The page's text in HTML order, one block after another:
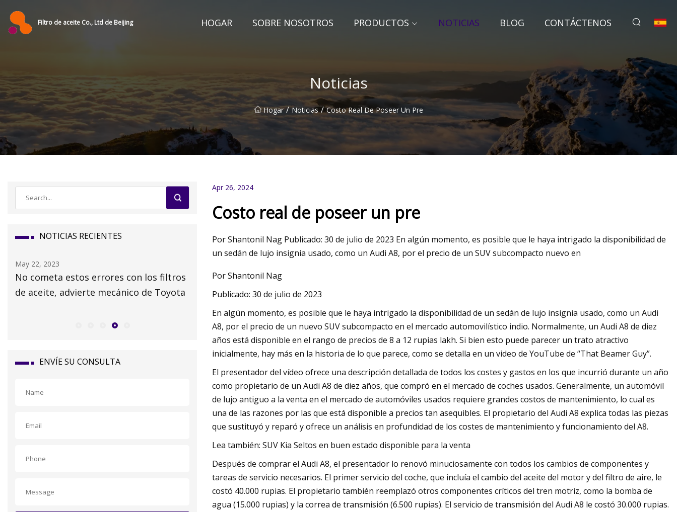
Filtro de aceite Co., Ltd de Beijing HOGAR SOBRE NOSOTROS PRODUCTOS NOTICIAS BLOG CONTÁCTENOS
Noticias
Hogar / Noticias / Costo Real De Poseer Un Pre
NOTICIAS RECIENTES
May 24, 2023
Los mejores filtros de aceite (revisión y
guía de compra) en 2023
GM gastará otros $632 millones en Fort
Wayne para construir el próximo
ENVÍE SU CONSULTA
Apr 26, 2024
Costo real de poseer un pre
Por Shantonil Nag Publicado: 30 de julio de 2023 En algún momento, es posible que le haya intrigado la disponibilidad de
un sedán de lujo insignia usado, como un Audi A8, por el precio de un SUV subcompacto nuevo en
Por Shantonil Nag
Publicado: 30 de julio de 2023
En algún momento, es posible que le haya intrigado la disponibilidad de un sedán de lujo insignia usado, como un Audi
A8, por el precio de un nuevo SUV subcompacto en el mercado automovilístico indio. Normalmente, un Audi A8 de diez
años está disponible en el rango de precios de 8 a 12 rupias lakh. Si bien esto puede parecer un trato atractivo
inicialmente, hay más en la historia de lo que parece, como se detalla en un video de YouTube de “That Beamer Guy”.
El presentador del vídeo ofrece una descripción detallada de todos los costes y gastos en los que incurrió durante un año
como propietario de un Audi A8 de diez años, que compró en el mercado de coches usados. Generalmente, un automóvil
de lujo antiguo a la venta en el mercado de automóviles usados ​​requiere grandes costos de mantenimiento, lo cual es
una de las razones por las que está disponible a precios tan asequibles. El propietario del Audi A8 explica todas las piezas
que sustituyó y reparó y ofrece un análisis en profundidad de los costes de mantenimiento y funcionamiento del A8.
Lea también: SUV Kia Seltos en buen estado disponible para la venta
Después de comprar el Audi A8, el presentador lo renovó minuciosamente con todos los cambios de componentes y
tareas de servicio necesarios. El primer servicio del coche, que incluía el cambio del aceite del motor y del filtro de aire, le
costó 40.000 rupias. El propietario también reemplazó otros componentes críticos del tren motriz, como la bomba de
agua (15.000 rupias) y la correa de transmisión (6.500 rupias). El servicio de transmisión del Audi A8 le costó 30.000 rupias.